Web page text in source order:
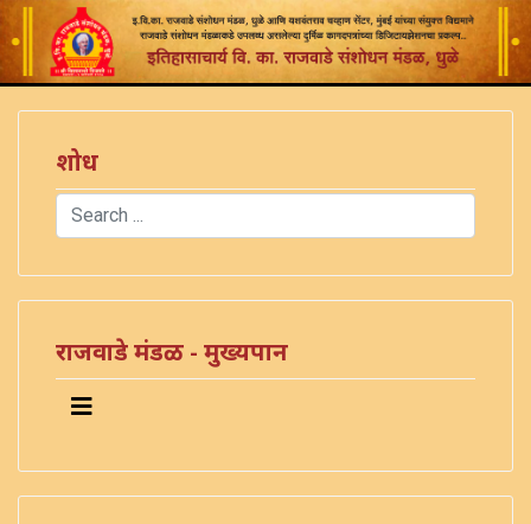
शोध
Search
राजवाडे मंडळ - मुख्यपान